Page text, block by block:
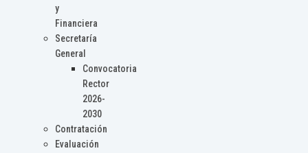
y
Financiera
Secretaría
General
Convocatoria
Rector
2026-
2030
Contratación
Evaluación